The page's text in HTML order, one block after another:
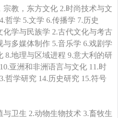
教，东方文化 2.时尚技术与文
哲学 5.文学 6.传播学 7.历史
学与民族学 2.古代文化与考古
与多媒体制作 5.音乐学 6.戏剧学
8.地理与区域进程 9.意大利的研
亚洲和非洲语言与文化 11.时
哲学研究 14.历史研究 15.符号
卫生 2.动物生物技术 3.畜牧生